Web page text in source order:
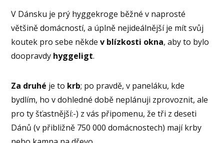
V Dánsku je prý hyggekroge běžné v naprosté
většině domácností, a úplně nejideálnější je mít svůj
koutek pro sebe někdev blízkosti okna, aby to bylo
doopravdy hyggeligt.
Za druhé je to krb; po pravdě, v paneláku, kde
bydlím, ho v dohledné době neplánuji zprovoznit, ale
pro ty šťastnější:-) z vás připomenu, že tři z deseti
Dánů (v přibližně 750 000 domácnostech) mají krby